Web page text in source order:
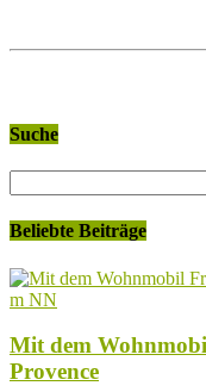
Suche
Beliebte Beiträge
Mit dem
Provence